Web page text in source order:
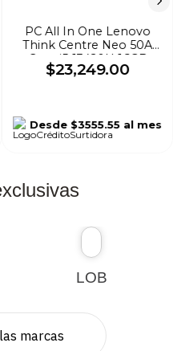
PC All In One Lenovo
Think Centre Neo 50A
Core i5-13420H 16GB
DDR4 512GB SSD Gris
$23,249.00
Desde $3555.55 al mes
LOB
marcas